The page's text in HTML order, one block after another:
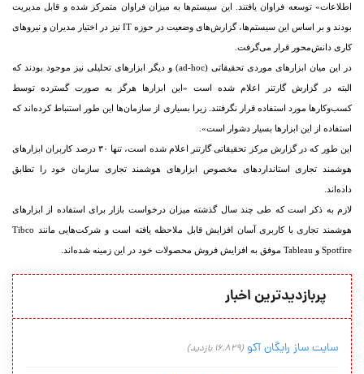
اطلاعات» توسعه فراوان یافتند. این سیستم‌ها به میزان فراوان متمرکز شده و قابل مدیریت
بودند و بر اساس این سیستم‌ها، گزارش‌های وضعیت در حوزه IT نیز در اختیار مدیران و نیروهای
کاری دانش‌محور قرار می‌گرفت.
در این میان ابزارهای موردی تحقیقاتی (ad-hoc) و دیگر ابزارهای تحلیلی نیز موجود بودند که
البته در گزارش گارتنر اعلام شده است «این ابزار‌ها هرگز به صورت گسترده توسط
کسب‌وکار‌ها مورد استفاده قرار نگرفتند. زیرا بسیاری از سازمان‌ها این طور استنباط کرده‌اند که
استفاده از این ابزار‌ها بسیار دشوار است».
این طور که در گزارش مرکز تحقیقاتی گارتنر اعلام شده است، تنها ۳۰ درصد کاربران ابزارهای
هوشمند تجاری استانداردهای مخصوص ابزارهای هوشمند تجاری سازمان خود را تطابق
داده‌اند.
لازم به ذکر است که طی چند سال گذشته میزان درخواست بازار برای استفاده از ابزارهای
هوشمند تجاری با کاربری آسان افزایش قابل ملاحظه یافته است و شرکت‌هایی مانند Tibco
Spotfire و Tableau موفق به افزایش فروش محصولات خود در این زمینه شده‌اند.
پربازدیدترین اخبار
سایت ساز رایگان آکو (16,829 بازدید)